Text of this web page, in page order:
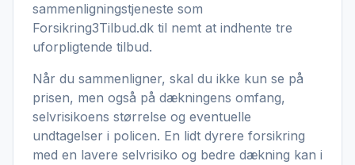
sammenligningstjeneste som
Forsikring3Tilbud.dk til nemt at indhente tre
uforpligtende tilbud.
Når du sammenligner, skal du ikke kun se på
prisen, men også på dækningens omfang,
selvrisikoens størrelse og eventuelle
undtagelser i policen. En lidt dyrere forsikring
med en lavere selvrisiko og bedre dækning kan i